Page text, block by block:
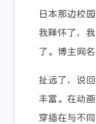
日本那边校
我释怀了，
了。博主网
扯远了，说
丰富。在动
穿插在与不